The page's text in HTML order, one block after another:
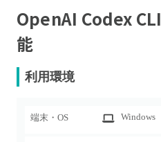
OpenAI Codex CLI
能
利用環境
端末・OS Windows